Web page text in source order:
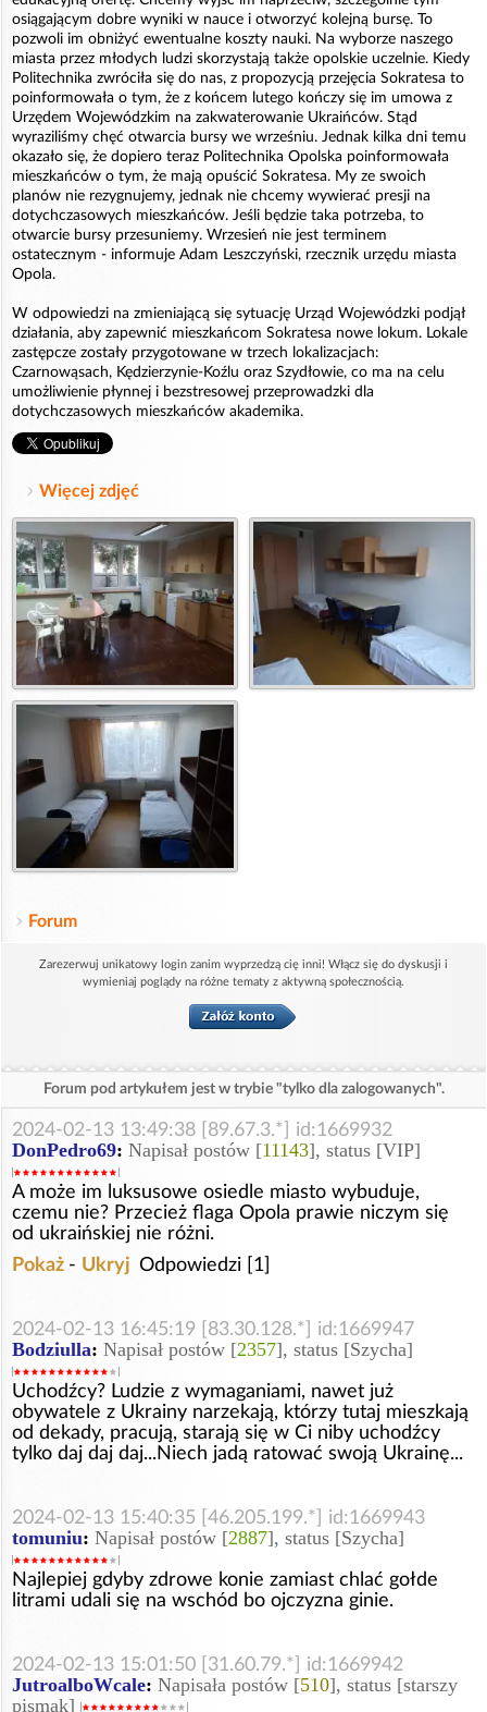
osiągającym dobre wyniki w nauce i otworzyć kolejną bursę. To
pozwoli im obniżyć ewentualne koszty nauki. Na wyborze naszego
miasta przez młodych ludzi skorzystają także opolskie uczelnie. Kiedy
Politechnika zwróciła się do nas, z propozycją przejęcia Sokratesa to
poinformowała o tym, że z końcem lutego kończy się im umowa z
Urzędem Wojewódzkim na zakwaterowanie Ukraińców. Stąd
wyraziliśmy chęć otwarcia bursy we wrześniu. Jednak kilka dni temu
okazało się, że dopiero teraz Politechnika Opolska poinformowała
mieszkańców o tym, że mają opuścić Sokratesa. My ze swoich
planów nie rezygnujemy, jednak nie chcemy wywierać presji na
dotychczasowych mieszkańców. Jeśli będzie taka potrzeba, to
otwarcie bursy przesuniemy. Wrzesień nie jest terminem
ostatecznym - informuje Adam Leszczyński, rzecznik urzędu miasta
Opola.
W odpowiedzi na zmieniającą się sytuację Urząd Wojewódzki podjął
działania, aby zapewnić mieszkańcom Sokratesa nowe lokum. Lokale
zastępcze zostały przygotowane w trzech lokalizacjach:
Czarnowąsach, Kędzierzynie-Koźlu oraz Szydłowie, co ma na celu
umożliwienie płynnej i bezstresowej przeprowadzki dla
dotychczasowych mieszkańców akademika.
Więcej zdjęć
Forum
Zarezerwuj unikatowy login zanim wyprzedzą cię inni! Włącz się do dyskusji i
wymieniaj poglądy na różne tematy z aktywną społecznością.
Forum pod artykułem jest w trybie "tylko dla zalogowanych".
2024-02-13 13:49:38 [89.67.3.*] id:1669932
DonPedro69: Napisał postów [11143], status [VIP]
A może im luksusowe osiedle miasto wybuduje,
czemu nie? Przecież flaga Opola prawie niczym się
od ukraińskiej nie różni.
Pokaż - Ukryj Odpowiedzi [1]
2024-02-13 16:45:19 [83.30.128.*] id:1669947
Bodziulla: Napisał postów [2357], status [Szycha]
Uchodźcy? Ludzie z wymaganiami, nawet już
obywatele z Ukrainy narzekają, którzy tutaj mieszkają
od dekady, pracują, starają się w Ci niby uchodźcy
tylko daj daj daj...Niech jadą ratować swoją Ukrainę...
2024-02-13 15:40:35 [46.205.199.*] id:1669943
tomuniu: Napisał postów [2887], status [Szycha]
Najlepiej gdyby zdrowe konie zamiast chlać gołde
litrami udali się na wschód bo ojczyzna ginie.
2024-02-13 15:01:50 [31.60.79.*] id:1669942
JutroalboWcale: Napisała postów [510], status [starszy
pismak]